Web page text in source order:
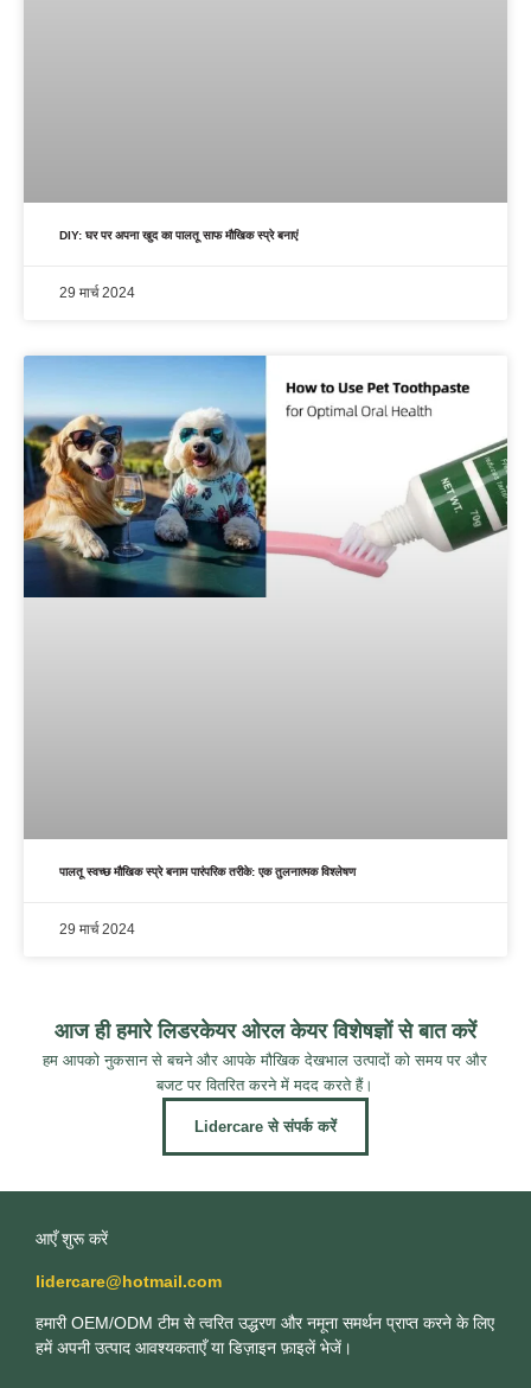
DIY: घर पर अपना खुद का पालतू साफ मौखिक स्प्रे बनाएं
29 मार्च 2024
पालतू स्वच्छ मौखिक स्प्रे बनाम पारंपरिक तरीके: एक तुलनात्मक विश्लेषण
29 मार्च 2024
आज ही हमारे लिडरकेयर ओरल केयर विशेषज्ञों से बात करें
हम आपको नुकसान से बचने और आपके मौखिक देखभाल उत्पादों को समय पर और
बजट पर वितरित करने में मदद करते हैं।
Lidercare से संपर्क करें
आएँ शुरू करें
lidercare@hotmail.com
हमारी OEM/ODM टीम से त्वरित उद्धरण और नमूना समर्थन प्राप्त करने के लिए
हमें अपनी उत्पाद आवश्यकताएँ या डिज़ाइन फ़ाइलें भेजें।